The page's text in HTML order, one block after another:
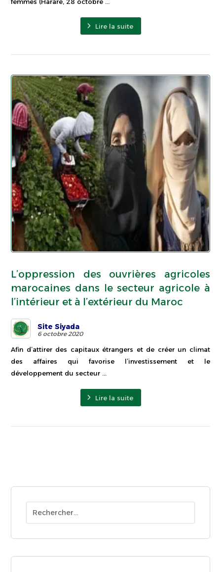
femmes (Harare, 28 octobre ...
Lire la suite
L’oppression des ouvrières agricoles
marocaines dans le secteur agricole à
l’intérieur et à l’extérieur du Maroc
Site Siyada
6 octobre 2020
Afin d’attirer des capitaux étrangers et de créer un climat
des affaires qui favorise l’investissement et le
développement du secteur ...
Lire la suite